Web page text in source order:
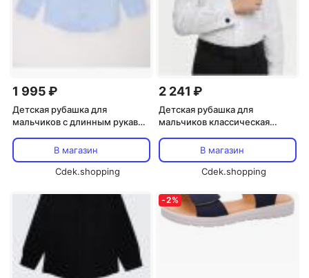
1 995 ₽
Детская рубашка для
мальчиков с длинным рукавом
В магазин
Cdek.shopping
2 241 ₽
Детская рубашка для
мальчиков классическая
В магазин
Cdek.shopping
-2%